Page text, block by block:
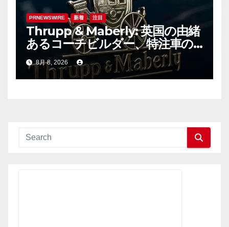
PRNEWSWIRE 新着 注目
Thrupp & Maberly: 英国の由緒
あるコーチビルダー、特注車の
新時代へ
8月 8, 2026